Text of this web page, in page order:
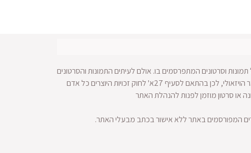
וסרטונים המתפרסמים בו. אולם לעיתים התמונות והסרטונים
מופצים ברחבי הרשת ולא מתאפשרת הגעה למקור החומר הויזאולי, לכן בהתאם לסעיף 27א' לחוק זכויות היוצרים כל אדם
או סרטון מוזמן לפנות להנהלת האתר
המפורסמים באתר ללא אישור בכתב מבעלי האתר.